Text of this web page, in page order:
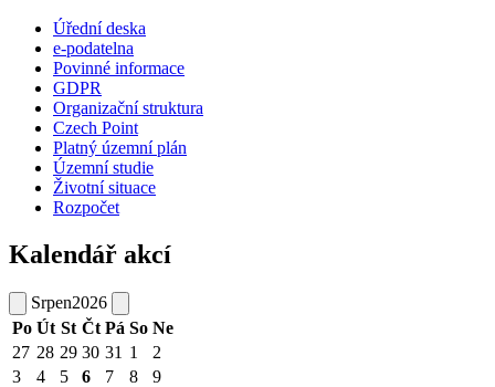
Úřední deska
e-podatelna
Povinné informace
GDPR
Organizační struktura
Czech Point
Platný územní plán
Územní studie
Životní situace
Rozpočet
Kalendář akcí
Srpen2026
Po Út St Čt Pá So Ne
27 28 29 30 31 1
2
3
4 5 6 7 8
9